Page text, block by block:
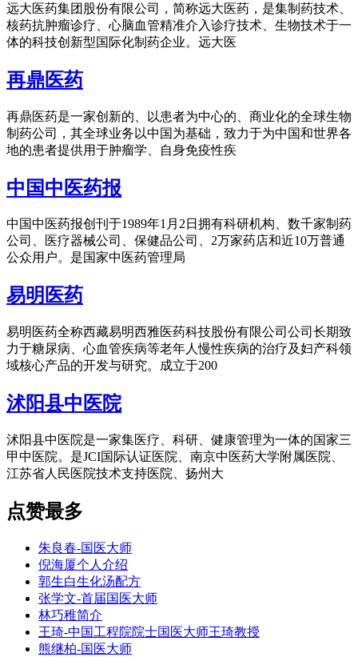
远大医药集团股份有限公司，简称远大医药，是集制药技术、
核药抗肿瘤诊疗、心脑血管精准介入诊疗技术、生物技术于一
体的科技创新型国际化制药企业。远大医
再鼎医药
再鼎医药是一家创新的、以患者为中心的、商业化的全球生物
制药公司，其全球业务以中国为基础，致力于为中国和世界各
地的患者提供用于肿瘤学、自身免疫性疾
中国中医药报
中国中医药报创刊于1989年1月2日拥有科研机构、数千家制药
公司、医疗器械公司、保健品公司、2万家药店和近10万普通
公众用户。是国家中医药管理局
易明医药
易明医药全称西藏易明西雅医药科技股份有限公司公司长期致
力于糖尿病、心血管疾病等老年人慢性疾病的治疗及妇产科领
域核心产品的开发与研究。成立于200
沭阳县中医院
沭阳县中医院是一家集医疗、科研、健康管理为一体的国家三
甲中医院。是JCI国际认证医院、南京中医药大学附属医院、
江苏省人民医院技术支持医院、扬州大
点赞最多
朱良春-国医大师
倪海厦个人介绍
郭生白生化汤配方
张学文-首届国医大师
林巧稚简介
王琦-中国工程院院士国医大师王琦教授
熊继柏-国医大师